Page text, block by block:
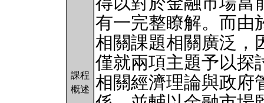
課程
概述
有一完整瞭解。而由
相關課題相關廣泛，
僅就兩項主題予以探
相關經濟理論與政府